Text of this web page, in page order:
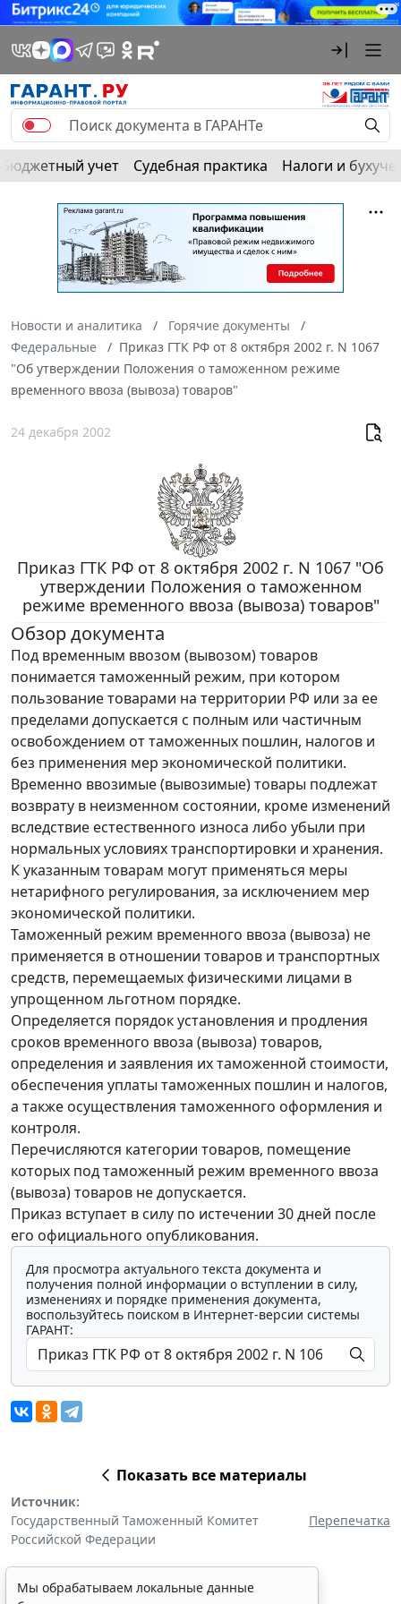
Бюджетный учет Судебная практика Налоги и
Новости и аналитика
Горячие документы
Федеральные
Приказ ГТК РФ от 8 октября 2002 г. N 1067
"Об утверждении Положения о таможенном режиме
временного ввоза (вывоза) товаров"
24 декабря 2002
Приказ ГТК РФ от 8 октября 2002 г. N 1067 "Об
утверждении Положения о таможенном
режиме временного ввоза (вывоза) товаров"
Обзор документа
Под временным ввозом (вывозом) товаров
понимается таможенный режим, при котором
пользование товарами на территории РФ или за ее
пределами допускается с полным или частичным
освобождением от таможенных пошлин, налогов и
без применения мер экономической политики.
Временно ввозимые (вывозимые) товары подлежат
возврату в неизменном состоянии, кроме изменений
вследствие естественного износа либо убыли при
нормальных условиях транспортировки и хранения.
К указанным товарам могут применяться меры
нетарифного регулирования, за исключением мер
экономической политики.
Таможенный режим временного ввоза (вывоза) не
применяется в отношении товаров и транспортных
средств, перемещаемых физическими лицами в
упрощенном льготном порядке.
Определяется порядок установления и продления
сроков временного ввоза (вывоза) товаров,
определения и заявления их таможенной стоимости,
обеспечения уплаты таможенных пошлин и налогов,
а также осуществления таможенного оформления и
контроля.
Перечисляются категории товаров, помещение
которых под таможенный режим временного ввоза
(вывоза) товаров не допускается.
Приказ вступает в силу по истечении 30 дней после
его официального опубликования.
Для просмотра актуального текста документа и
получения полной информации о вступлении в силу,
изменениях и порядке применения документа,
воспользуйтесь поиском в Интернет-версии системы
ГАРАНТ:
Показать все материалы
Источник:
Государственный Таможенный Комитет
Российской Федерации
Перепечатка
Мы обрабатываем локальные данные